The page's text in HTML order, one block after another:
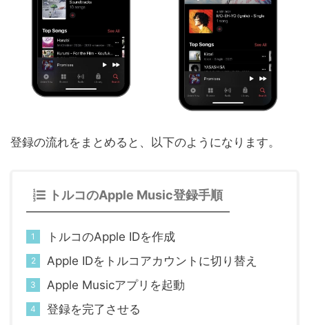
登録の流れをまとめると、以下のようになります。
トルコのApple Music登録手順
トルコのApple IDを作成
Apple IDをトルコアカウントに切り替え
Apple Musicアプリを起動
登録を完了させる